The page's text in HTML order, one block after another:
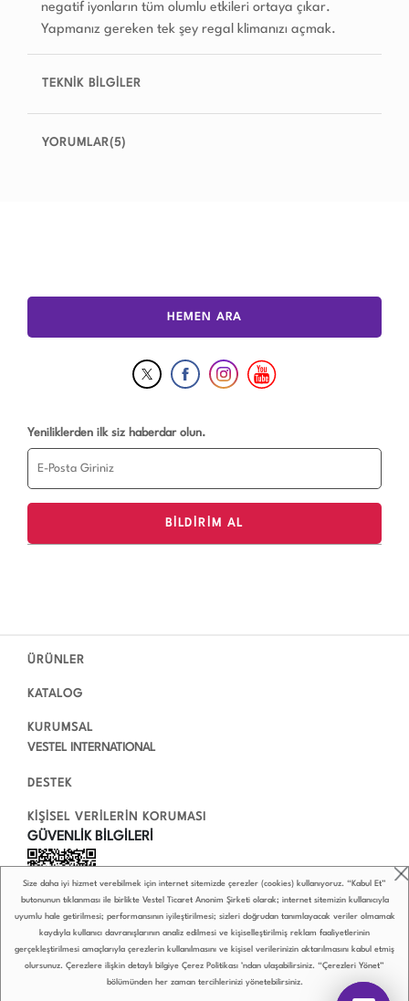
negatif iyonların tüm olumlu etkileri ortaya çıkar.
Yapmanız gereken tek şey regal klimanızı açmak.
TEKNİK BİLGİLER
YORUMLAR(5)
Size daha iyi hizmet verebilmek için internet sitemizde çerezler (cookies) kullanıyoruz. “Kabul Et”
butonunun tıklanması ile birlikte Vestel Ticaret Anonim Şirketi olarak; internet sitemizin kullanıcıyla
uyumlu hale getirilmesi; performansının iyileştirilmesi; sizleri doğrudan tanımlayacak veriler olmamak
kaydıyla kullanıcı davranışlarının analiz edilmesi ve kişiselleştirilmiş reklam faaliyetlerinin
gerçekleştirilmesi amaçlarıyla çerezlerin kullanılmasını ve kişisel verilerinizin aktarılmasını kabul etmiş
olursunuz. Çerezlere ilişkin detaylı bilgiye Çerez Politikası ’ndan ulaşabilirsiniz. “Çerezleri Yönet”
bölümünden her zaman tercihlerinizi yönetebilirsiniz.
HEMEN ARA
Yeniliklerden ilk siz haberdar olun.
ÜRÜNLER
KATALOG
KURUMSAL
VESTEL INTERNATIONAL
DESTEK
KİŞİSEL VERİLERİN KORUMASI
GÜVENLİK BİLGİLERİ
0850 222 4 789